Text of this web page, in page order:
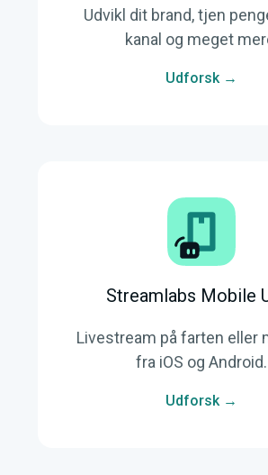
Udvikl dit brand, tjen
kanal og meget
Udforsk →
Streamlabs Mobile
Livestream på farten eller
fra iOS og Android.
Udforsk →